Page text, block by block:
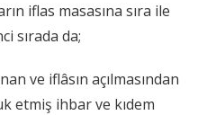
iflas masasına sıra ile
sırada da;
ve iflâsın açılmasından
etmiş ihbar ve kıdem